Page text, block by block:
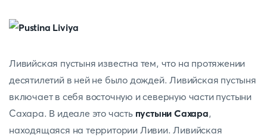
Ливийская пустыня известна тем, что на протяжении
десятилетий в ней не было дождей. Ливийская пустыня
включает в себя восточную и северную части пустыни
Сахара. В идеале это часть пустыни Сахара,
находящаяся на территории Ливии. Ливийская